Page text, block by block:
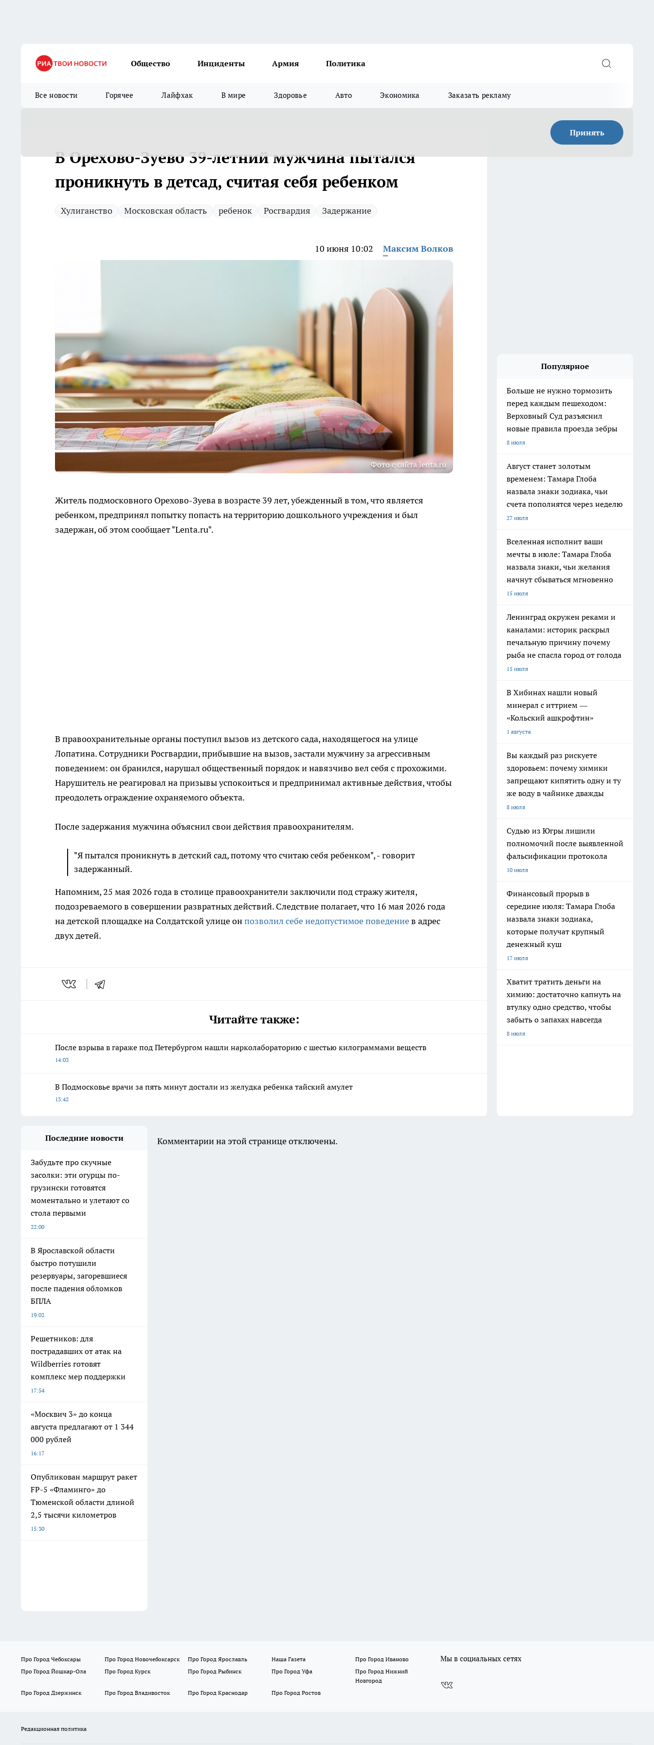
Общество Инциденты Армия Политика
Все новости Горячее Лайфхак В мире Здоровье Авто Экономика Заказать рекламу
Принять
В Орехово-Зуево 39-летний мужчина пытался
проникнуть в детсад, считая себя ребенком
Хулиганство Московская область ребенок Росгвардия Задержание
10 июня 10:02 Максим Волков
Фото с сайта lenta.ru
Житель подмосковного Орехово-Зуева в возрасте 39 лет, убежденный в том, что является
ребенком, предпринял попытку попасть на территорию дошкольного учреждения и был
задержан, об этом сообщает "Lenta.ru".
В правоохранительные органы поступил вызов из детского сада, находящегося на улице
Лопатина. Сотрудники Росгвардии, прибывшие на вызов, застали мужчину за агрессивным
поведением: он бранился, нарушал общественный порядок и навязчиво вел себя с прохожими.
Нарушитель не реагировал на призывы успокоиться и предпринимал активные действия, чтобы
преодолеть ограждение охраняемого объекта.
После задержания мужчина объяснил свои действия правоохранителям.
"Я пытался проникнуть в детский сад, потому что считаю себя ребенком", - говорит
задержанный.
Напомним, 25 мая 2026 года в столице правоохранители заключили под стражу жителя,
подозреваемого в совершении развратных действий. Следствие полагает, что 16 мая 2026 года
на детской площадке на Солдатской улице онпозволил себе недопустимое поведениев адрес
двух детей.
Читайте также:
После взрыва в гараже под Петербургом нашли нарколабораторию с шестью килограммами веществ
14:03
В Подмосковье врачи за пять минут достали из желудка ребенка тайский амулет
13:42
Популярное
Больше не нужно тормозить
перед каждым пешеходом:
Верховный Суд разъяснил
новые правила проезда зебры
8 июля
Август станет золотым
временем: Тамара Глоба
назвала знаки зодиака, чьи
счета пополнятся через неделю
27 июля
Вселенная исполнит ваши
мечты в июле: Тамара Глоба
назвала знаки, чьи желания
начнут сбываться мгновенно
15 июля
Ленинград окружен реками и
каналами: историк раскрыл
печальную причину почему
рыба не спасла город от голода
15 июля
В Хибинах нашли новый
минерал с иттрием —
«Кольский ашкрофтин»
1 августа
Вы каждый раз рискуете
здоровьем: почему химики
запрещают кипятить одну и ту
же воду в чайнике дважды
8 июля
Судью из Югры лишили
полномочий после выявленной
фальсификации протокола
10 июля
Финансовый прорыв в
середине июля: Тамара Глоба
назвала знаки зодиака,
которые получат крупный
денежный куш
17 июля
Хватит тратить деньги на
химию: достаточно капнуть на
втулку одно средство, чтобы
забыть о запахах навсегда
8 июля
Последние новости
Забудьте про скучные
засолки: эти огурцы по-
грузински готовятся
моментально и улетают со
стола первыми
22:00
В Ярославской области
быстро потушили
резервуары, загоревшиеся
после падения обломков
БПЛА
19:02
Решетников: для
пострадавших от атак на
Wildberries готовят
комплекс мер поддержки
17:54
«Москвич 3» до конца
августа предлагают от 1 344
000 рублей
16:17
Опубликован маршрут ракет
FP-5 «Фламинго» до
Тюменской области длиной
2,5 тысячи километров
15:30
Комментарии на этой странице отключены.
Про Город Чебоксары Про Город Новочебоксарск Про Город Ярославль Наша Газета
Про Город Иваново
Про Город Йошкар-Ола
Про Город Курск Про Город Рыбинск Про Город Уфа
Про Город Нижний
Новгород
Про Город Дзержинск
Про Город Владивосток Про Город Краснодар Про Город Ростов
Мы в социальных сетях
Редакционная политика